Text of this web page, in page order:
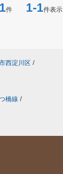
1件 1-1件表示
西淀川区 /
橋線 /